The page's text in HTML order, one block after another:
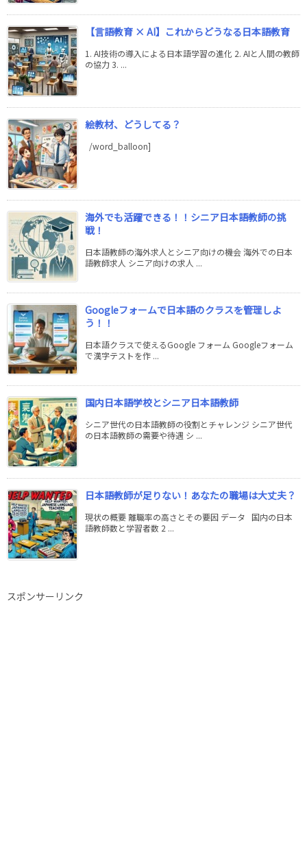
【言語教育 × AI】これからどうなる日本語教育
1. AI技術の導入による日本語学習の進化 2. AIと人間の教師
の協力 3. ...
絵教材、どうしてる？
/word_balloon]
海外でも活躍できる！！シニア日本語教師の挑
戦！
日本語教師の海外求人とシニア向けの機会 海外での日本
語教師求人 シニア向けの求人 ...
Googleフォームで日本語のクラスを管理しよ
う！！
日本語クラスで使えるGoogle フォーム Googleフォーム
で漢字テストを作 ...
国内日本語学校とシニア日本語教師
シニア世代の日本語教師の役割とチャレンジ シニア世代
の日本語教師の需要や待遇 シ ...
日本語教師が足りない！あなたの職場は大丈夫？
現状の概要 離職率の高さとその要因 データ 国内の日本
語教師数と学習者数 2 ...
スポンサーリンク